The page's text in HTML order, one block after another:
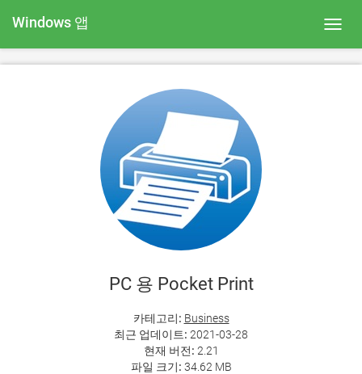
Windows 앱
PC 용 Pocket Print
카테고리: Business
최근 업데이트: 2021-03-28
현재 버전: 2.21
파일 크기: 34.62 MB